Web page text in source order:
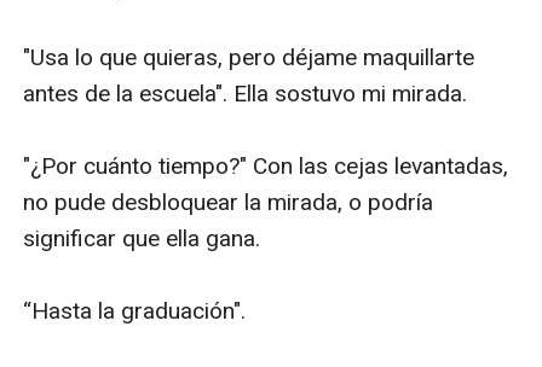
"Usa lo que quieras, pero déjame maquillarte
antes de la escuela". Ella sostuvo mi mirada.
"¿Por cuánto tiempo?" Con las cejas levantadas,
no pude desbloquear la mirada, o podría
significar que ella gana.
“Hasta la graduación".